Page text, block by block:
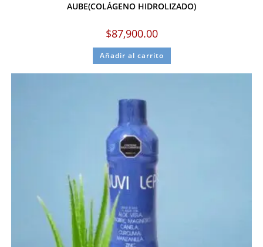
AUBE(COLÁGENO HIDROLIZADO)
$87,900.00
Añadir al carrito